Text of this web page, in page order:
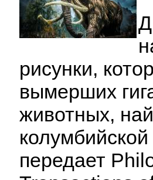
рисунки,
вымерших
животных,
передает